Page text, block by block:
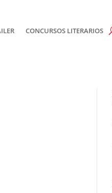
CONCURSOS LITERARIOS